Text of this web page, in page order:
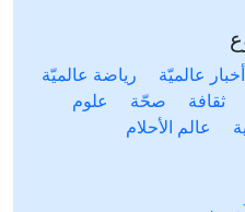
أخبار عالميّة
رياضة عالميّة
ثقافة صحّة
علوم
عالم الأحلام